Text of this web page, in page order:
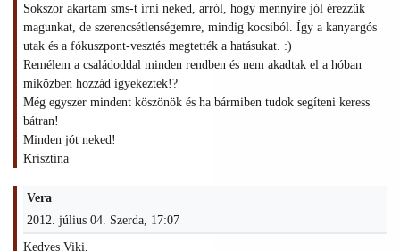
Sokszor akartam sms-t írni neked, arról, hogy mennyire jól érezzük
magunkat, de szerencsétlenségemre, mindig kocsiból. Így a kanyargós
utak és a fókuszpont-vesztés megtették a hatásukat. :)
Remélem a családoddal minden rendben és nem akadtak el a hóban
miközben hozzád igyekeztek!?
Még egyszer mindent köszönök és ha bármiben tudok segíteni keress
bátran!
Minden jót neked!
Krisztina
Vera
2012. július 04. Szerda, 17:07
Kedves Viki,